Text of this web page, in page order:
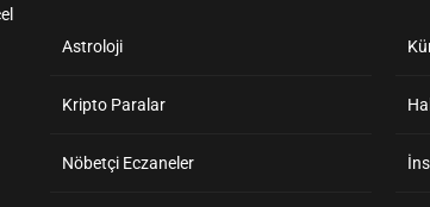
Astroloji
Kripto Paralar
Nöbetçi Eczaneler